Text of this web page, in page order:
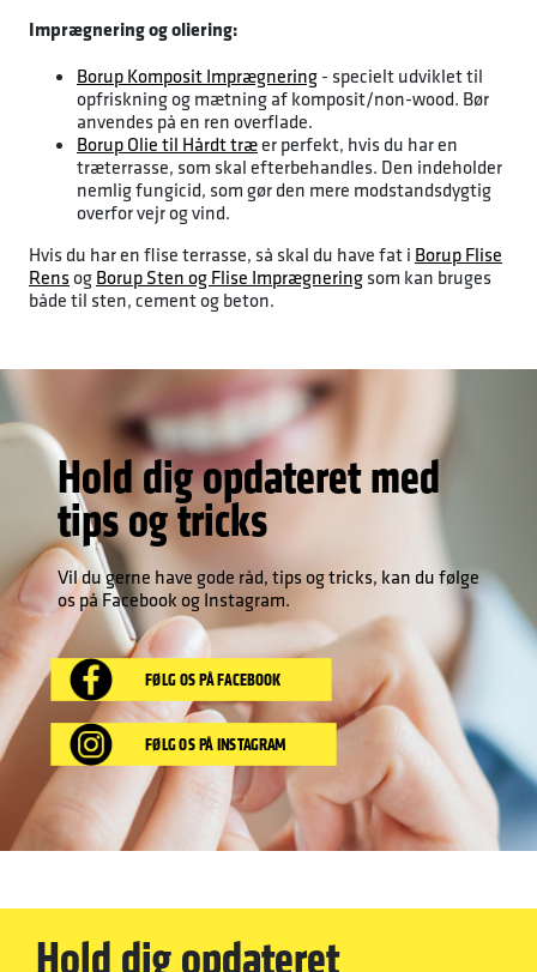
Imprægnering og oliering:
Borup Komposit Imprægnering - specielt udviklet til
opfriskning og mætning af komposit/non-wood. Bør
anvendes på en ren overflade.
Borup Olie til Hårdt træer perfekt, hvis du har en
træterrasse, som skal efterbehandles. Den indeholder
nemlig fungicid, som gør den mere modstandsdygtig
overfor vejr og vind.
Hvis du har en flise terrasse, så skal du have fat i Borup Flise
Rensog Borup Sten og Flise Imprægnering som kan bruges
både til sten, cement og beton.
Hold dig opdateret med
tips og tricks
Vil du gerne have gode råd, tips og tricks, kan du følge
os på Facebook og Instagram.
FØLG OS PÅ FACEBOOK
FØLG OS PÅ INSTAGRAM
Hold dig opdateret